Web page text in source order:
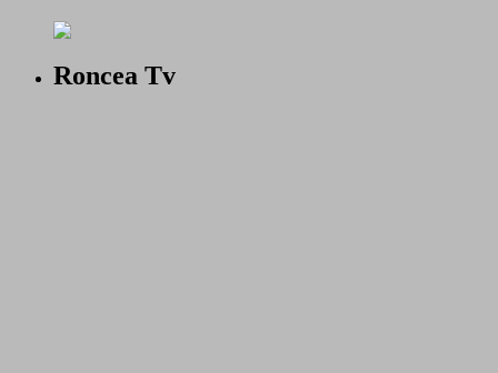
Roncea Tv